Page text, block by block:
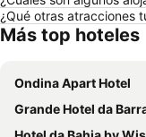
¿Qué otras atracciones
Más top hoteles
Ondina Apart Hotel
Grande Hotel da